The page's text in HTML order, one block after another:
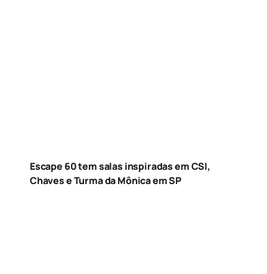
Escape 60 tem salas inspiradas em CSI,
Chaves e Turma da Mônica em SP